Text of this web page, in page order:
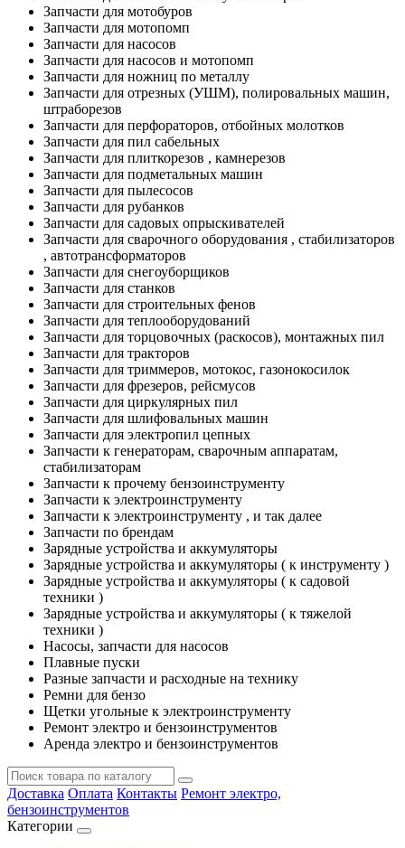
Запчасти для мотобуров
Запчасти для мотопомп
Запчасти для насосов
Запчасти для насосов и мотопомп
Запчасти для ножниц по металлу
Запчасти для отрезных (УШМ), полировальных машин,
штраборезов
Запчасти для перфораторов, отбойных молотков
Запчасти для пил сабельных
Запчасти для плиткорезов , камнерезов
Запчасти для подметальных машин
Запчасти для пылесосов
Запчасти для рубанков
Запчасти для садовых опрыскивателей
Запчасти для сварочного оборудования , стабилизаторов
, автотрансформаторов
Запчасти для снегоуборщиков
Запчасти для станков
Запчасти для строительных фенов
Запчасти для теплооборудований
Запчасти для торцовочных (раскосов), монтажных пил
Запчасти для тракторов
Запчасти для триммеров, мотокос, газонокосилок
Запчасти для фрезеров, рейсмусов
Запчасти для циркулярных пил
Запчасти для шлифовальных машин
Запчасти для электропил цепных
Запчасти к генераторам, сварочным аппаратам,
стабилизаторам
Запчасти к прочему бензоинструменту
Запчасти к электроинструменту
Запчасти к электроинструменту , и так далее
Запчасти по брендам
Зарядные устройства и аккумуляторы
Зарядные устройства и аккумуляторы ( к инструменту )
Зарядные устройства и аккумуляторы ( к садовой
техники )
Зарядные устройства и аккумуляторы ( к тяжелой
техники )
Насосы, запчасти для насосов
Плавные пуски
Разные запчасти и расходные на технику
Ремни для бензо
Щетки угольные к электроинструменту
Ремонт электро и бензоинструментов
Аренда электро и бензоинструментов
Доставка Оплата Контакты Ремонт электро,
бензоинструментов
Категории